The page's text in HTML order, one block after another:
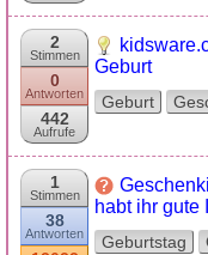
2
Stimmen
0
Antworten
442
Aufrufe
Geburt
Geburt
1
Stimmen
38
Antworten
habt ihr gute
Geburtstag